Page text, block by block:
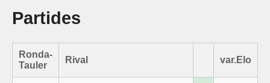
Partides
Ronda-
Tauler
Rival var.Elo